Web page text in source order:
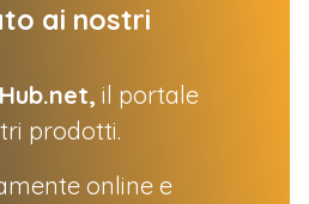
ai nostri
il portale
prodotti.
online e